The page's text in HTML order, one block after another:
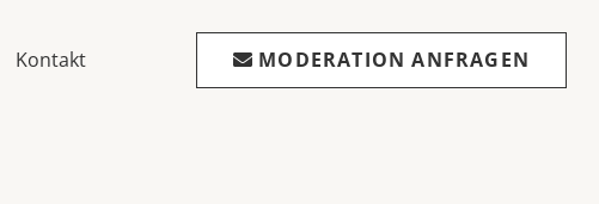
Kontakt MODERATION ANFRAGEN